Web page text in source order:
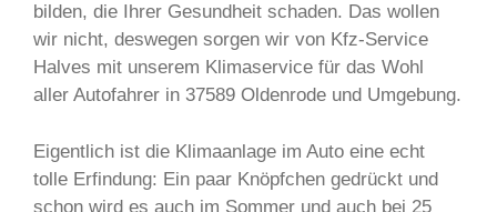
bilden, die Ihrer Gesundheit schaden. Das wollen
wir nicht, deswegen sorgen wir von Kfz-Service
Halves mit unserem Klimaservice für das Wohl
aller Autofahrer in 37589 Oldenrode und Umgebung.
Eigentlich ist die Klimaanlage im Auto eine echt
tolle Erfindung: Ein paar Knöpfchen gedrückt und
schon wird es auch im Sommer und auch bei 25